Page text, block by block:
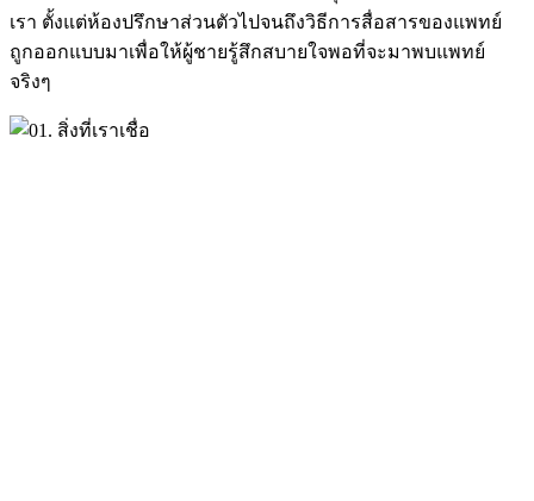
เรา ตั้งแต่ห้องปรึกษาส่วนตัวไปจนถึงวิธีการสื่อสารของแพทย์
ถูกออกแบบมาเพื่อให้ผู้ชายรู้สึกสบายใจพอที่จะมาพบแพทย์
จริงๆ